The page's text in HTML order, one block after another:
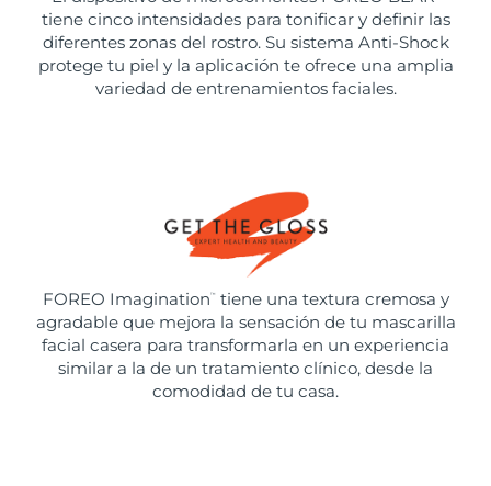
tiene cinco intensidades para tonificar y definir las
diferentes zonas del rostro. Su sistema Anti-Shock
protege tu piel y la aplicación te ofrece una amplia
variedad de entrenamientos faciales.
FOREO Imagination ™
tiene una textura cremosa y
agradable que mejora la sensación de tu mascarilla
facial casera para transformarla en un experiencia
similar a la de un tratamiento clínico, desde la
comodidad de tu casa.